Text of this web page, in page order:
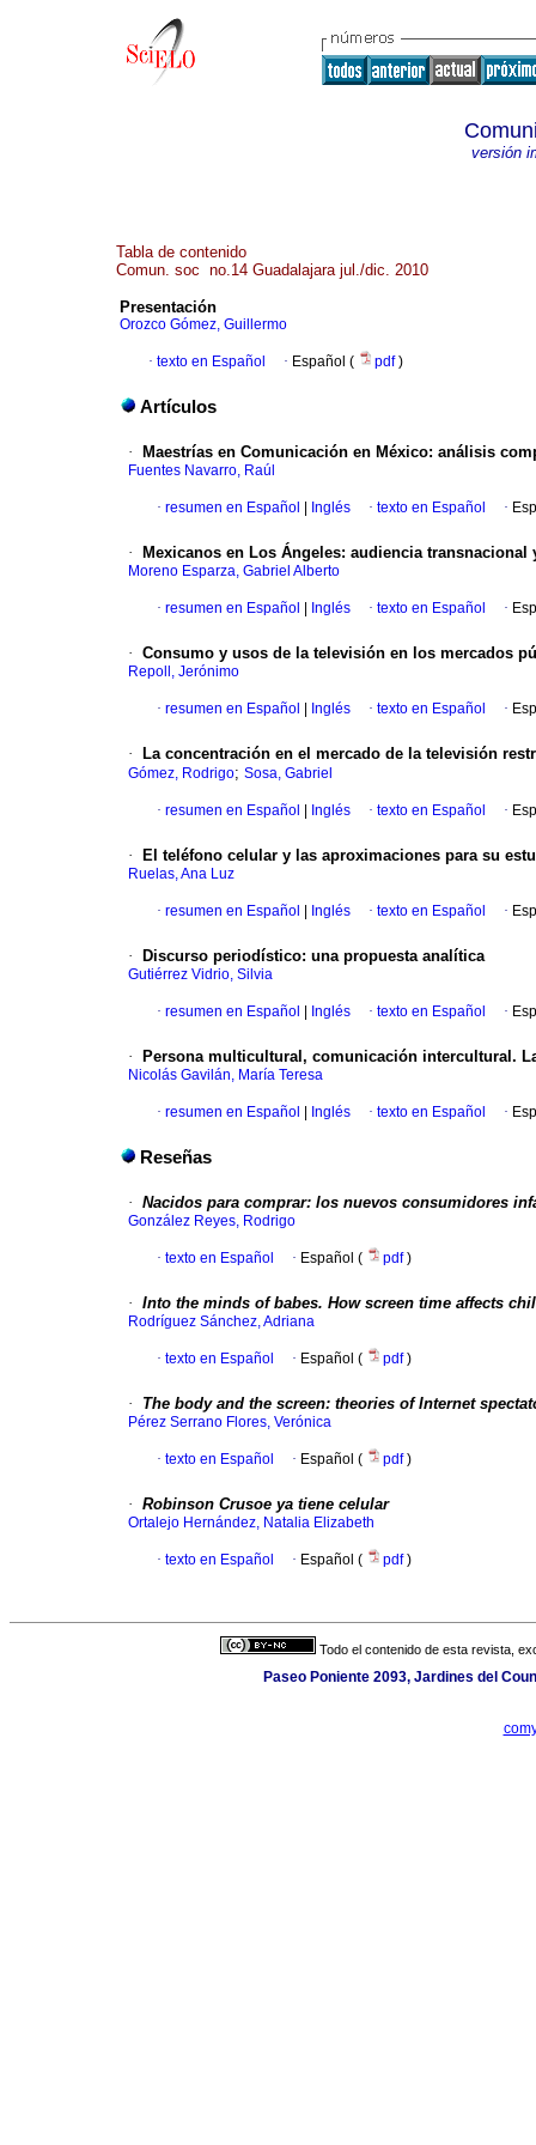
versión
Tabla de contenido
Comun. soc no.14 Guadalajara jul./dic. 2010
Presentación
Orozco Gómez, Guillermo
· texto en Español · Español ( pdf)
Artículos
· Maestrías en Comunicación en México: análisis
Fuentes Navarro, Raúl
· resumen en Español Inglés · texto en Español ·
· Mexicanos en Los Ángeles: audiencia
Moreno Esparza, Gabriel Alberto
· resumen en Español Inglés · texto en Español ·
· Consumo y usos de la televisión en los mercados
Repoll, Jerónimo
· resumen en Español Inglés · texto en Español ·
· La concentración en el mercado de la televisión
Gómez, Rodrigo; Sosa, Gabriel
· resumen en Español Inglés · texto en Español ·
· El teléfono celular y las aproximaciones para su
Ruelas, Ana Luz
· resumen en Español Inglés · texto en Español ·
· Discurso periodístico: una propuesta analítica
Gutiérrez Vidrio, Silvia
· resumen en Español Inglés · texto en Español ·
· Persona multicultural, comunicación intercultural.
Nicolás Gavilán, María Teresa
· resumen en Español Inglés · texto en Español ·
Reseñas
· Nacidos para comprar: los nuevos consumidores
González Reyes, Rodrigo
· texto en Español · Español ( pdf)
· Into the minds of babes. How screen time affects
Rodríguez Sánchez, Adriana
· texto en Español · Español ( pdf)
· The body and the screen: theories of Internet
Pérez Serrano Flores, Verónica
· texto en Español · Español ( pdf)
· Robinson Crusoe ya tiene celular
Ortalejo Hernández, Natalia Elizabeth
· texto en Español · Español ( pdf)
Todo el contenido de esta revista,
Paseo Poniente 2093, Jardines del